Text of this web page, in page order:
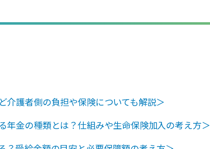
介護者側の負担や保険についても解説＞
年金の種類とは？仕組みや生命保険加入の考え方＞